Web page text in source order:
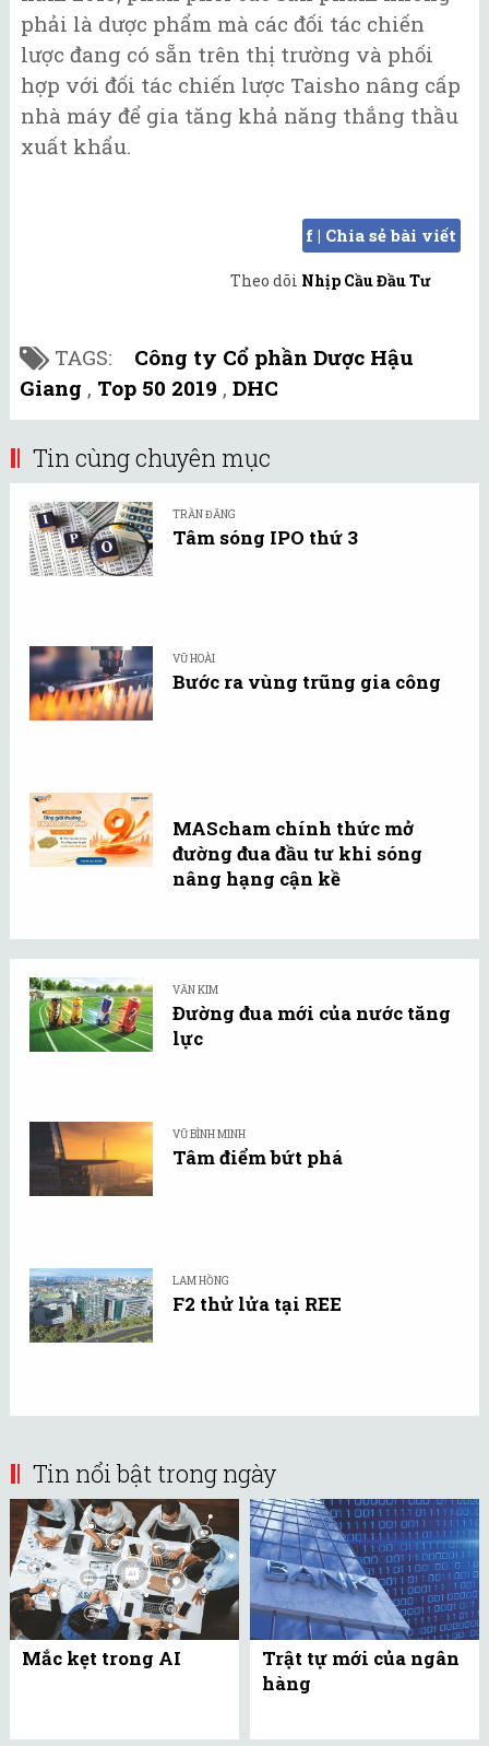
phải là dược phẩm mà các đối tác chiến
lược đang có sẵn trên thị trường và phối
hợp với đối tác chiến lược Taisho nâng cấp
nhà máy để gia tăng khả năng thắng thầu
xuất khẩu.
f | Chia sẻ bài viết
Theo dõi Nhịp Cầu Đầu Tư
TAGS: Công ty Cổ phần Dược Hậu
Giang , Top 50 2019 , DHC
Tin cùng chuyên mục
TRẦN ĐĂNG
Tâm sóng IPO thứ 3
VŨ HOÀI
Bước ra vùng trũng gia công
MAScham chính thức mở
đường đua đầu tư khi sóng
nâng hạng cận kề
VĂN KIM
Đường đua mới của nước tăng
lực
VŨ BÌNH MINH
Tâm điểm bứt phá
LAM HỒNG
F2 thử lửa tại REE
Tin nổi bật trong ngày
Mắc kẹt trong AI
Trật tự mới của ngân
hàng